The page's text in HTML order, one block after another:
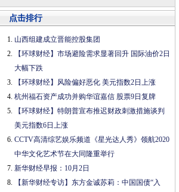
点击排行
山西组建成立晋能控股集团
【环球财经】市场避险需求显著回升 国际油价2日
大幅下跌
【环球财经】风险偏好恶化 美元指数2日上涨
杭州福石资产成功并购华谊嘉信 股票9日复牌
【环球财经】特朗普宣布推迟财政刺激措施谈判
美元指数6日上涨
CCTV高清综艺娱乐频道《星光达人秀》领航2020
中华文化艺术节在大同隆重举行
新华财经早报：10月2日
【新华财经专访】东方金诚苏莉：中国国债“入